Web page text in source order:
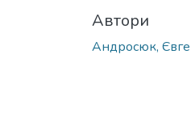
Автори
Андросюк,